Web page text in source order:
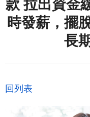
款 拉出資金
時發薪，擺
長
回列表